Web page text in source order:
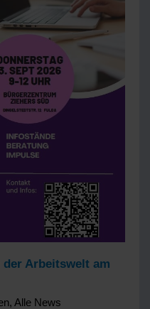
Arbeitswelt am
,Alle News